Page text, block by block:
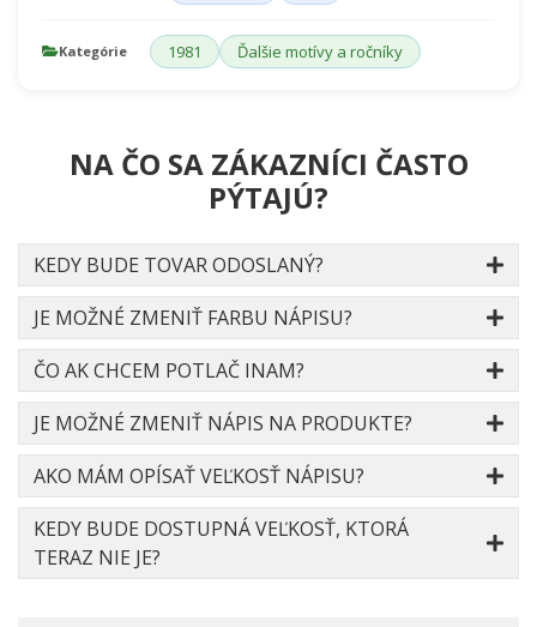
Kategórie 1981 Ďalšie motívy a ročníky
NA ČO SA ZÁKAZNÍCI ČASTO
PÝTAJÚ?
KEDY BUDE TOVAR ODOSLANÝ?
JE MOŽNÉ ZMENIŤ FARBU NÁPISU?
ČO AK CHCEM POTLAČ INAM?
JE MOŽNÉ ZMENIŤ NÁPIS NA PRODUKTE?
AKO MÁM OPÍSAŤ VEĽKOSŤ NÁPISU?
KEDY BUDE DOSTUPNÁ VEĽKOSŤ, KTORÁ
TERAZ NIE JE?